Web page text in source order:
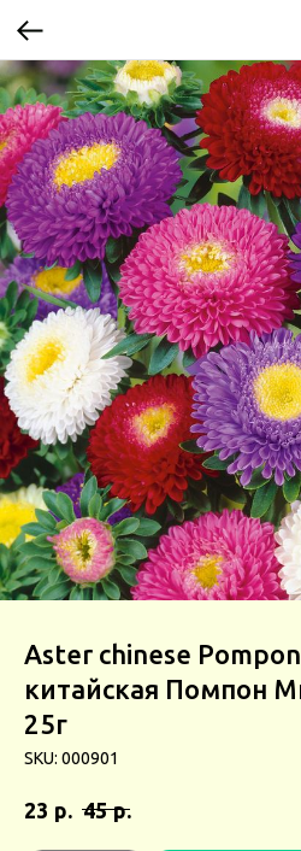
Aster сhinese
китайская Помпон
25г
SKU: 000901
23 р. 45 р.